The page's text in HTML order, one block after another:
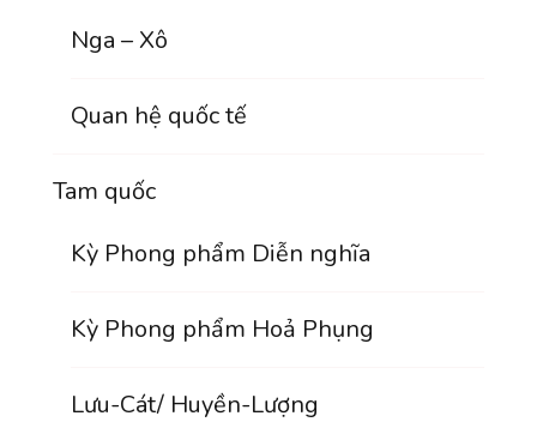
Nga – Xô
Quan hệ quốc tế
Tam quốc
Kỳ Phong phẩm Diễn nghĩa
Kỳ Phong phẩm Hoả Phụng
Lưu-Cát/ Huyền-Lượng